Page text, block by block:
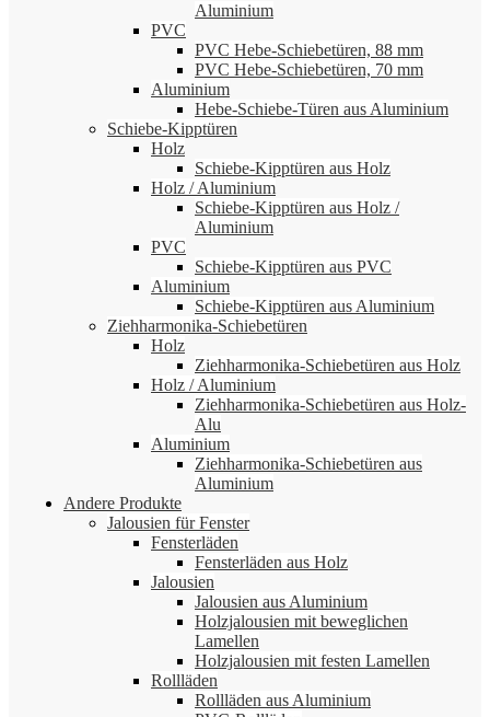
Aluminium
PVC
PVC Hebe-Schiebetüren, 88 mm
PVC Hebe-Schiebetüren, 70 mm
Aluminium
Hebe-Schiebe-Türen aus Aluminium
Schiebe-Kipptüren
Holz
Schiebe-Kipptüren aus Holz
Holz / Aluminium
Schiebe-Kipptüren aus Holz /
Aluminium
PVC
Schiebe-Kipptüren aus PVC
Aluminium
Schiebe-Kipptüren aus Aluminium
Ziehharmonika-Schiebetüren
Holz
Ziehharmonika-Schiebetüren aus Holz
Holz / Aluminium
Ziehharmonika-Schiebetüren aus Holz-
Alu
Aluminium
Ziehharmonika-Schiebetüren aus
Aluminium
Andere Produkte
Jalousien für Fenster
Fensterläden
Fensterläden aus Holz
Jalousien
Jalousien aus Aluminium
Holzjalousien mit beweglichen
Lamellen
Holzjalousien mit festen Lamellen
Rollläden
Rollläden aus Aluminium